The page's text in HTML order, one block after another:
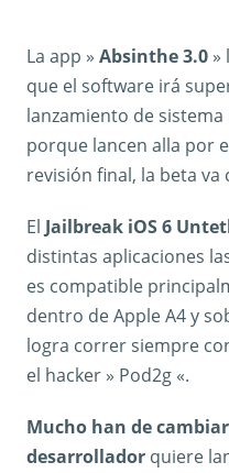
La app » Absinthe 3.0 »
que el software irá
lanzamiento de sistema
porque lancen alla por
revisión final, la beta
El Jailbreak iOS 6
distintas aplicaciones
es compatible
dentro de Apple A4 y
logra correr siempre
el hacker » Pod2g «.
Mucho han de
desarrollador quiere